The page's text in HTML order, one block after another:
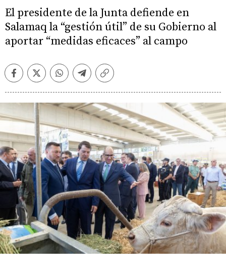
El presidente de la Junta defiende en
Salamaq la “gestión útil” de su Gobierno al
aportar “medidas eficaces” al campo
FacebookTwitterWhatsappTelegramCopiar